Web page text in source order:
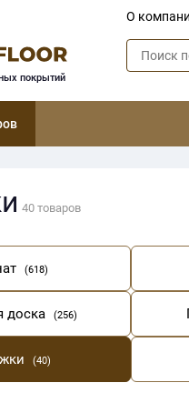
О
покрытий
40 товаров
(618)
доска (256)
(40)